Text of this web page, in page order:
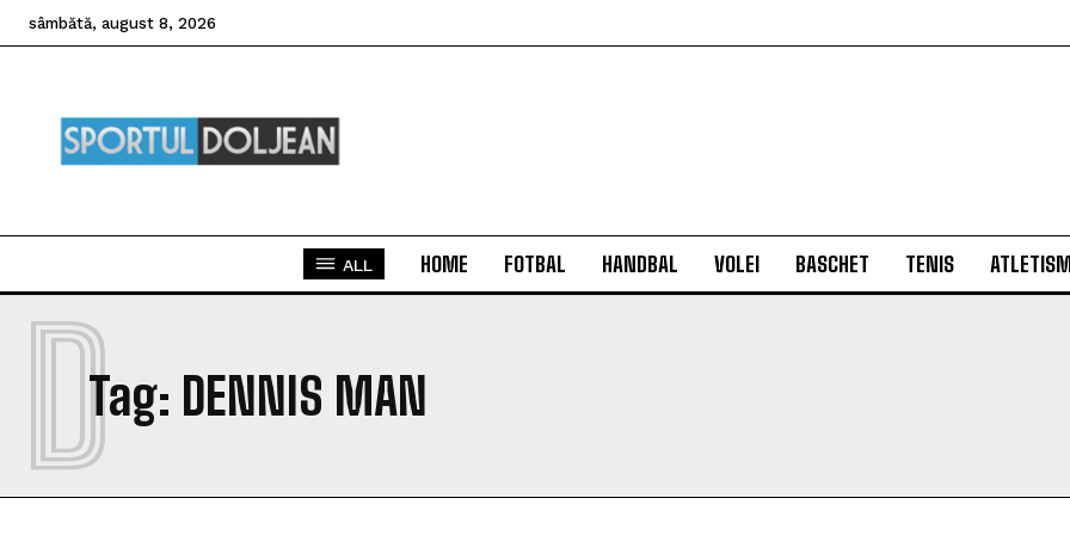
sâmbătă, august 8, 2026
ALL HOME FOTBAL HANDBAL VOLEI BASCHET TENIS
Tag: DENNIS MAN
D